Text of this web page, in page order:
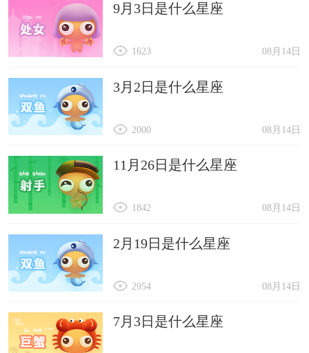
9月3日是什么星座
08月14日
1623
3月2日是什么星座
08月14日
2000
11月26日是什么星座
08月14日
1842
2月19日是什么星座
08月14日
2954
7月3日是什么星座